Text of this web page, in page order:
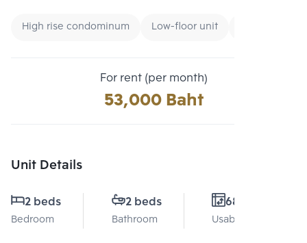
High rise condominum Low-floor unit
For rent (per month)
53,000 Baht
Unit Details
2 beds
Bedroom
2 beds
Bathroom
68 Sq.m.
Usable area